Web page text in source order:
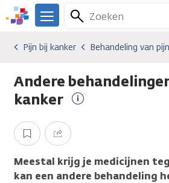
Overslaan
en
gaan
We
er
je.
Kanker.nl
Zoeken
Menu
Gevolgen van kanker
Pijn bij kanker
Behandeling van pijn
Pijn bij kanker Behandeling van pijn
Andere
kanker
Opslaan Delen
Meestal krijg je medicijnen
kan een andere behandeling